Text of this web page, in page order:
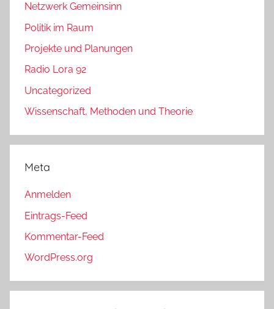
Netzwerk Gemeinsinn
Politik im Raum
Projekte und Planungen
Radio Lora 92
Uncategorized
Wissenschaft, Methoden und Theorie
Meta
Anmelden
Eintrags-Feed
Kommentar-Feed
WordPress.org